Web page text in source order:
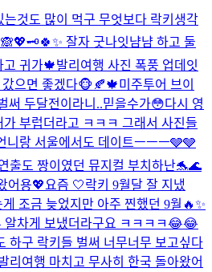
것도 많이 먹구 무엇보다 락키생각
🙈💖🗝️🍀✨ 잘자 굿나잇냠냠 하고 둘
고 귀가🍁발리여행 사진 폭풍 업데잇
갔으면 좋겠다🐵🍂🍁미주투어 브이
써 두달전이라니..믿을수가😳다시 영
부럽더라고 ㅋㅋㅋ 그래서 사진들
니랑 서울에서도 데이트ㅡㅡㅡ🩶🩶
출도 짱이였던 뮤지컬 부치하난🐬🌊
어용💖 요즘 🤍락키 9월달 잘 지냈
조금 늦었지만 아주 찐했던 9월🔥✨
알차게 보냈더라구요 ㅋㅋㅋㅋ😂😂
하구 락키들 벌써 너무너무 보고싶다
리여행 마치고 무사히 한국 돌아왔어